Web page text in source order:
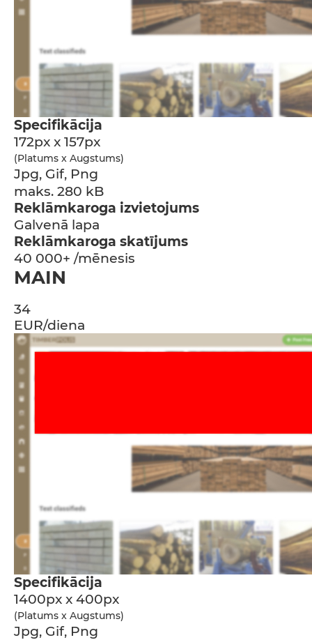
Specifikācija
172px x 157px
(Platums x Augstums)
Jpg, Gif, Png
maks. 280 kB
Reklāmkaroga izvietojums
Galvenā lapa
Reklāmkaroga skatījums
40 000+ /mēnesis
MAIN
34
EUR/diena
Specifikācija
1400px x 400px
(Platums x Augstums)
Jpg, Gif, Png